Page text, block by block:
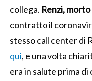
collega. Renzi, morto
contratto il
stesso call center di
qui, e una volta
era in salute prima di